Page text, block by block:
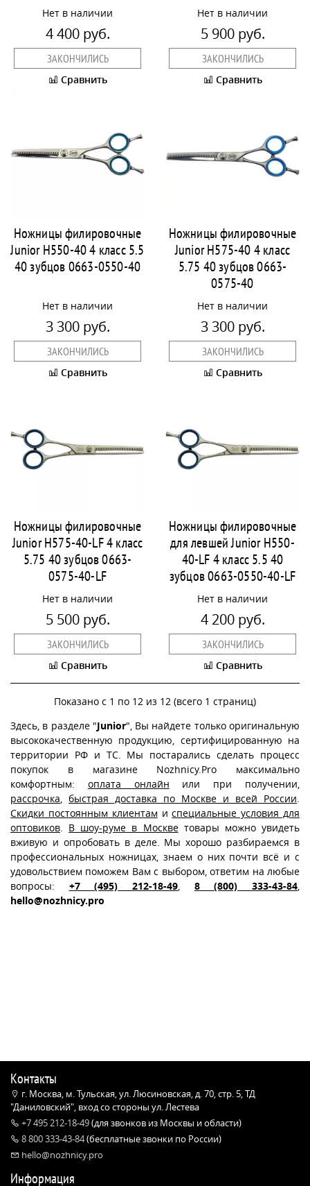
Нет в наличии
4 400 руб.
ЗАКОНЧИЛИСЬ
Сравнить
Нет в наличии
5 900 руб.
ЗАКОНЧИЛИСЬ
Сравнить
Ножницы филировочные
Junior H550-40 4 класс 5.5
40 зубцов 0663-0550-40
Нет в наличии
3 300 руб.
ЗАКОНЧИЛИСЬ
Сравнить
Ножницы филировочные
Junior H575-40 4 класс
5.75 40 зубцов 0663-
0575-40
Нет в наличии
3 300 руб.
ЗАКОНЧИЛИСЬ
Сравнить
Ножницы филировочные
Junior H575-40-LF 4 класс
5.75 40 зубцов 0663-
0575-40-LF
Нет в наличии
5 500 руб.
ЗАКОНЧИЛИСЬ
Сравнить
Ножницы филировочные
для левшей Junior H550-
40-LF 4 класс 5.5 40
зубцов 0663-0550-40-LF
Нет в наличии
4 200 руб.
ЗАКОНЧИЛИСЬ
Сравнить
Показано с 1 по 12 из 12 (всего 1 страниц)
Здесь, в разделе "Junior", Вы найдете только оригинальную
высококачественную продукцию, сертифицированную на
территории РФ и ТС. Мы постарались сделать процесс
покупок в магазине Nozhnicy.Pro максимально
комфортным: оплата онлайн или при получении,
рассрочка
быстрая доставка по Москве и всей России
Скидки постоянным клиентам испециальные условия для
оптовиков
В шоу-руме в Москветовары можно увидеть
вживую и опробовать в деле. Мы хорошо разбираемся в
профессиональных ножницах, знаем о них почти всё и с
удовольствием поможем Вам с выбором, ответим на любые
вопросы: +7 (495) 212-18-49 8 (800) 333-43-84
hello@nozhnicy.pro
Контакты
г. Москва, м. Тульская, ул. Люсиновская, д. 70, стр. 5, ТД
"Даниловский", вход со стороны ул. Лестева
+7 495 212-18-49(для звонков из Москвы и области)
8 800 333-43-84(бесплатные звонки по России)
hello@nozhnicy.pro
Информация